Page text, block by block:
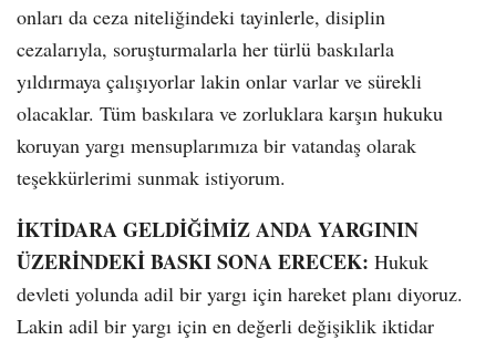
onları da ceza niteliğindeki tayinlerle, disiplin
cezalarıyla, soruşturmalarla her türlü baskılarla
yıldırmaya çalışıyorlar lakin onlar varlar ve sürekli
olacaklar. Tüm baskılara ve zorluklara karşın hukuku
koruyan yargı mensuplarımıza bir vatandaş olarak
teşekkürlerimi sunmak istiyorum.
İKTİDARA GELDİĞİMİZ ANDA YARGININ
ÜZERİNDEKİ BASKI SONA ERECEK: Hukuk
devleti yolunda adil bir yargı için hareket planı diyoruz.
Lakin adil bir yargı için en değerli değişiklik iktidar